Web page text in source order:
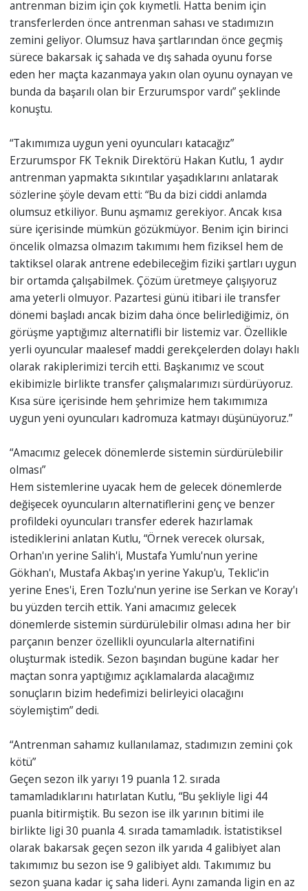
antrenman bizim için çok kıymetli. Hatta benim için
transferlerden önce antrenman sahası ve stadımızın
zemini geliyor. Olumsuz hava şartlarından önce geçmiş
sürece bakarsak iç sahada ve dış sahada oyunu forse
eden her maçta kazanmaya yakın olan oyunu oynayan ve
bunda da başarılı olan bir Erzurumspor vardı” şeklinde
konuştu.
“Takımımıza uygun yeni oyuncuları katacağız”
Erzurumspor FK Teknik Direktörü Hakan Kutlu, 1 aydır
antrenman yapmakta sıkıntılar yaşadıklarını anlatarak
sözlerine şöyle devam etti: “Bu da bizi ciddi anlamda
olumsuz etkiliyor. Bunu aşmamız gerekiyor. Ancak kısa
süre içerisinde mümkün gözükmüyor. Benim için birinci
öncelik olmazsa olmazım takımımı hem fiziksel hem de
taktiksel olarak antrene edebileceğim fiziki şartları uygun
bir ortamda çalışabilmek. Çözüm üretmeye çalışıyoruz
ama yeterli olmuyor. Pazartesi günü itibari ile transfer
dönemi başladı ancak bizim daha önce belirlediğimiz, ön
görüşme yaptığımız alternatifli bir listemiz var. Özellikle
yerli oyuncular maalesef maddi gerekçelerden dolayı haklı
olarak rakiplerimizi tercih etti. Başkanımız ve scout
ekibimizle birlikte transfer çalışmalarımızı sürdürüyoruz.
Kısa süre içerisinde hem şehrimize hem takımımıza
uygun yeni oyuncuları kadromuza katmayı düşünüyoruz.”
“Amacımız gelecek dönemlerde sistemin sürdürülebilir
olması”
Hem sistemlerine uyacak hem de gelecek dönemlerde
değişecek oyuncuların alternatiflerini genç ve benzer
profildeki oyuncuları transfer ederek hazırlamak
istediklerini anlatan Kutlu, “Örnek verecek olursak,
Orhan'ın yerine Salih'i, Mustafa Yumlu'nun yerine
Gökhan'ı, Mustafa Akbaş'ın yerine Yakup'u, Teklic'in
yerine Enes'i, Eren Tozlu'nun yerine ise Serkan ve Koray'ı
bu yüzden tercih ettik. Yani amacımız gelecek
dönemlerde sistemin sürdürülebilir olması adına her bir
parçanın benzer özellikli oyuncularla alternatifini
oluşturmak istedik. Sezon başından bugüne kadar her
maçtan sonra yaptığımız açıklamalarda alacağımız
sonuçların bizim hedefimizi belirleyici olacağını
söylemiştim” dedi.
“Antrenman sahamız kullanılamaz, stadımızın zemini çok
kötü”
Geçen sezon ilk yarıyı 19 puanla 12. sırada
tamamladıklarını hatırlatan Kutlu, “Bu şekliyle ligi 44
puanla bitirmiştik. Bu sezon ise ilk yarının bitimi ile
birlikte ligi 30 puanla 4. sırada tamamladık. İstatistiksel
olarak bakarsak geçen sezon ilk yarıda 4 galibiyet alan
takımımız bu sezon ise 9 galibiyet aldı. Takımımız bu
sezon şuana kadar iç saha lideri. Aynı zamanda ligin en az